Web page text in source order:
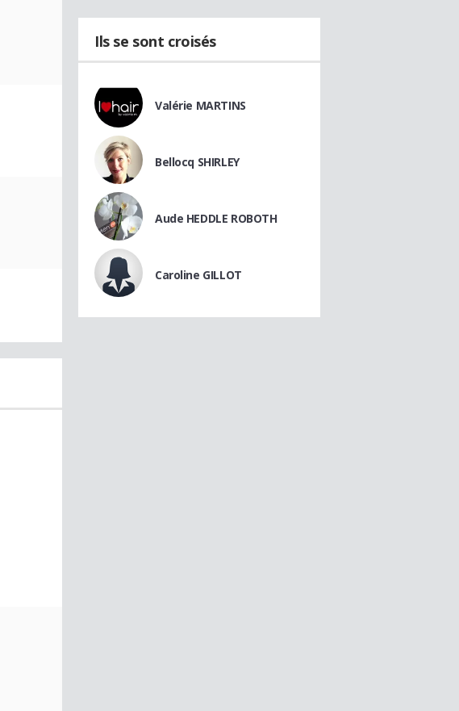
Ils se sont croisés
Valérie MARTINS
Bellocq SHIRLEY
Aude HEDDLE ROBOTH
Caroline GILLOT